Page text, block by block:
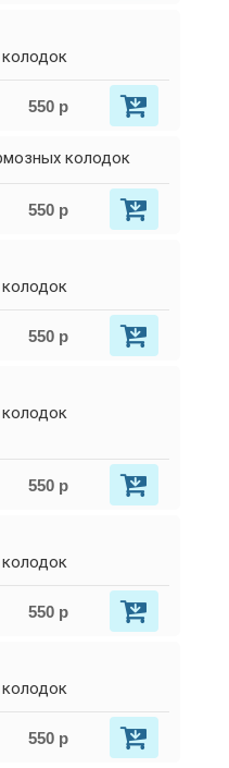
550 р
колодок
550 р
550 р
550 р
550 р
550 р